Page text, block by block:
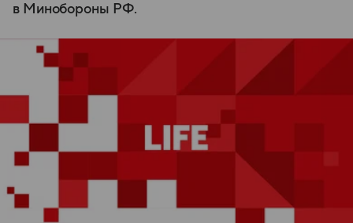
в Минобороны РФ.